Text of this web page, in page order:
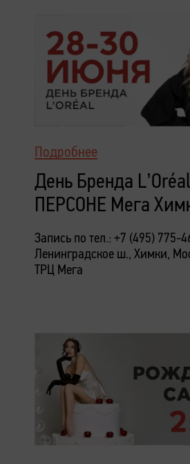
Подробнее
День Бренда
ПЕРСОНЕ Мега
Запись по тел.: +7 (495) 775-
Ленинградское ш., Химки,
ТРЦ Мега